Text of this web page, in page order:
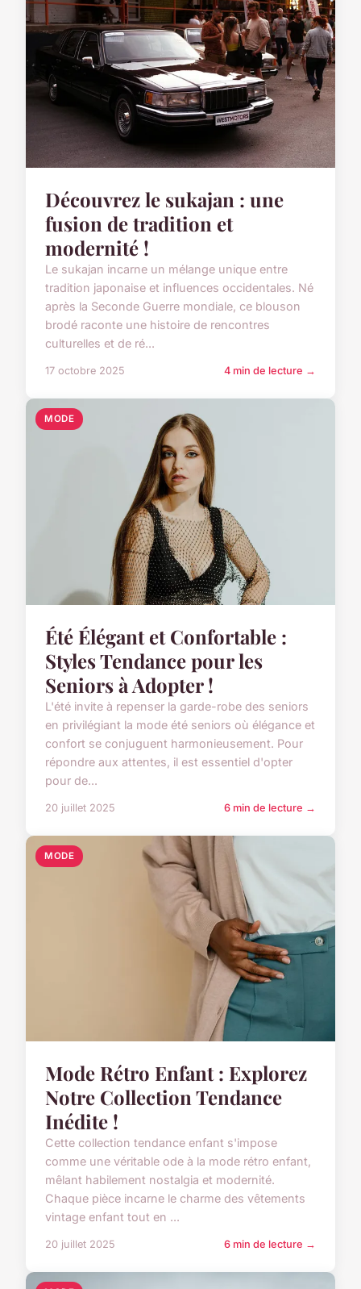
Découvrez le sukajan : une
fusion de tradition et
modernité !
Le sukajan incarne un mélange unique entre
tradition japonaise et influences occidentales. Né
après la Seconde Guerre mondiale, ce blouson
brodé raconte une histoire de rencontres
culturelles et de ré...
17 octobre 2025 4 min de lecture →
MODE
Été Élégant et Confortable :
Styles Tendance pour les
Seniors à Adopter !
L'été invite à repenser la garde-robe des seniors
en privilégiant la mode été seniors où élégance et
confort se conjuguent harmonieusement. Pour
répondre aux attentes, il est essentiel d'opter
pour de...
20 juillet 2025 6 min de lecture →
MODE
Mode Rétro Enfant : Explorez
Notre Collection Tendance
Inédite !
Cette collection tendance enfant s'impose
comme une véritable ode à la mode rétro enfant,
mêlant habilement nostalgia et modernité.
Chaque pièce incarne le charme des vêtements
vintage enfant tout en ...
20 juillet 2025 6 min de lecture →